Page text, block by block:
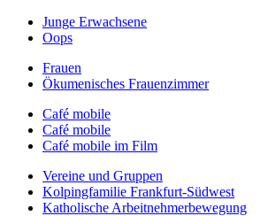
Junge Erwachsene
Oops
Frauen
Ökumenisches Frauenzimmer
Café mobile
Café mobile
Café mobile im Film
Vereine und Gruppen
Kolpingfamilie Frankfurt-Südwest
Katholische Arbeitnehmerbewegung